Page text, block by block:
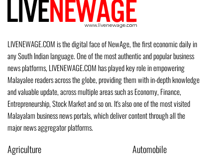
LIVENEWAGE.COM is the digital face of NewAge, the first economic daily in
any South Indian language. One of the most authentic and popular business
news platforms, LIVENEWAGE.COM has played key role in empowering
Malayalee readers across the globe, providing them with in-depth knowledge
and valuable update, across multiple areas such as Economy, Finance,
Entrepreneurship, Stock Market and so on. It's also one of the most visited
Malayalam business news portals, which deliver content through all the
major news aggregator platforms.
Agriculture
Automobile